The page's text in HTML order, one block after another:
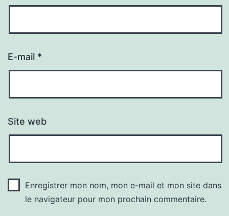
E-mail *
Site web
Enregistrer mon nom, mon e-mail et mon site dans
le navigateur pour mon prochain commentaire.